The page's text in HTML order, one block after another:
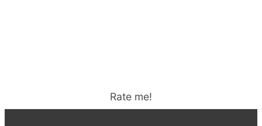
Rate me!